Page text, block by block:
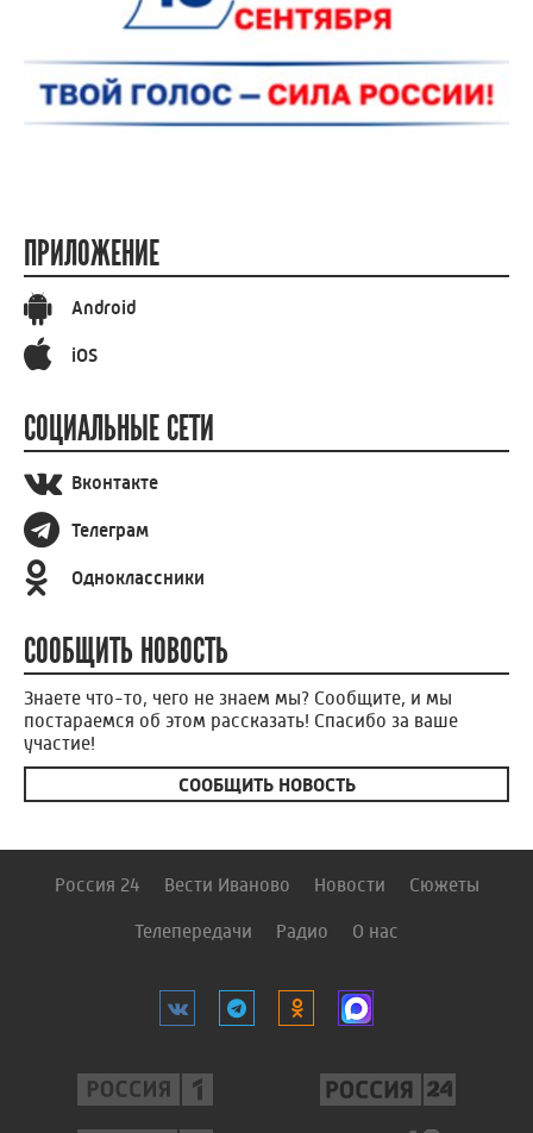
ПРИЛОЖЕНИЕ
Android
iOS
СОЦИАЛЬНЫЕ СЕТИ
Вконтакте
Телеграм
Одноклассники
СООБЩИТЬ НОВОСТЬ
Знаете что-то, чего не знаем мы? Сообщите, и мы
постараемся об этом рассказать! Спасибо за ваше
участие!
СООБЩИТЬ НОВОСТЬ
Россия 24 Вести Иваново Новости Сюжеты
Телепередачи Радио О нас